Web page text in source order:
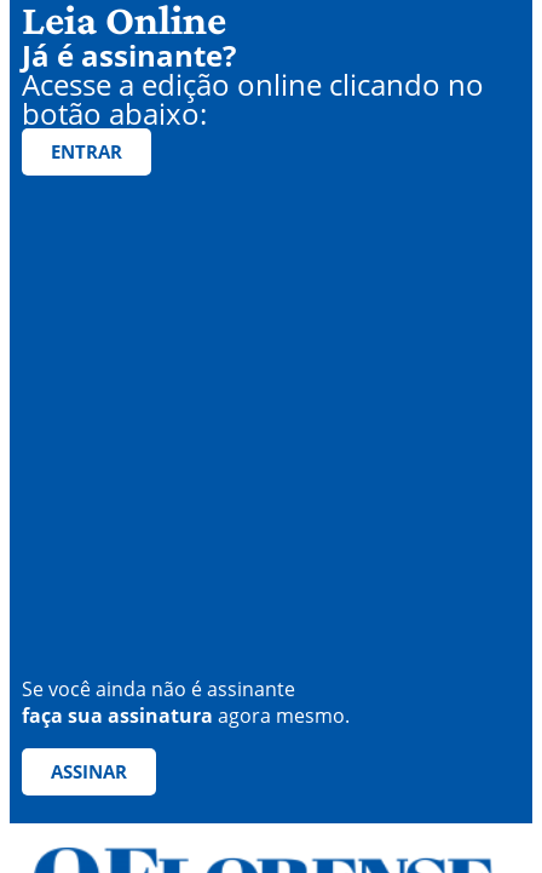
Leia Online
Já é assinante?
Acesse a edição online clicando no
botão abaixo:
ENTRAR
Se você ainda não é assinante
faça sua assinatura agora mesmo.
ASSINAR